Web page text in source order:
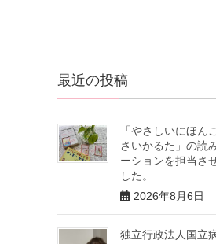
最近の投稿
「やさしいにほ
さいかるた」の読
ーションを担当さ
した。
2026年8月6日
独立行政法人国立